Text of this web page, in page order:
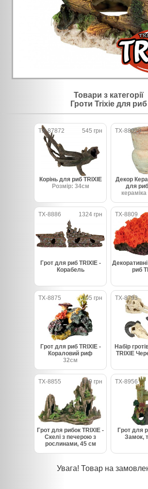
Товари з категорії
Гроти Trixie для риб
TX-87872 545 грн
Корінь для риб TRIXIE
Розмір: 34см
TX-88020
Декор
для
TX-8886 1324 грн
Грот для риб TRIXIE -
Корабель
TX-8809
риб
TX-8875 705 грн
Грот для риб TRIXIE -
Кораловий риф
32см
TX-8793
Набір
TRIXIE
TX-8855 889 грн
Грот для рибок TRIXIE -
Скелі з печерою з
рослинами, 45 см
TX-8956
Грот для
Замок,
Увага! Товар на